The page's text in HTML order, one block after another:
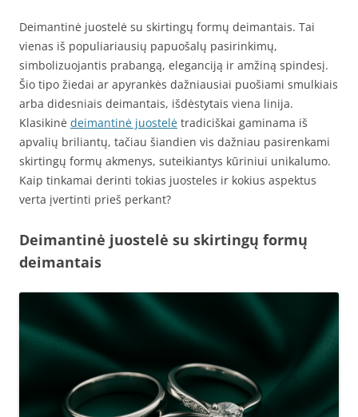
Deimantinė juostelė su skirtingų formų deimantais. Tai
vienas iš populiariausių papuošalų pasirinkimų,
simbolizuojantis prabangą, eleganciją ir amžiną spindesį.
Šio tipo žiedai ar apyrankės dažniausiai puošiami smulkiais
arba didesniais deimantais, išdėstytais viena linija.
Klasikinė deimantinė juostelė tradiciškai gaminama iš
apvalių briliantų, tačiau šiandien vis dažniau pasirenkami
skirtingų formų akmenys, suteikiantys kūriniui unikalumo.
Kaip tinkamai derinti tokias juosteles ir kokius aspektus
verta įvertinti prieš perkant?
Deimantinė juostelė su skirtingų formų
deimantais